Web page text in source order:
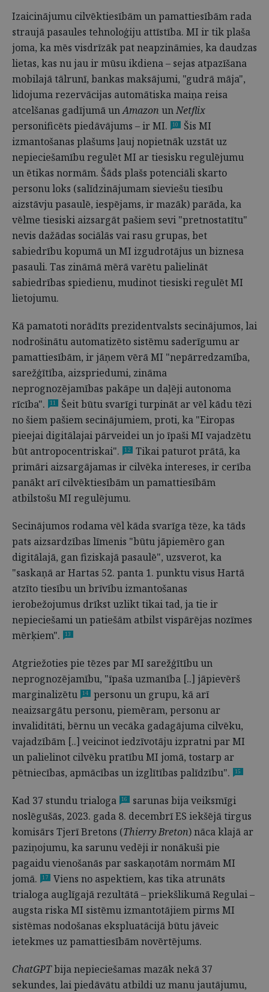
Izaicinājumu cilvēktiesībām un pamattiesībām rada
straujā pasaules tehnoloģiju attīstība. MI ir tik plaša
joma, ka mēs visdrīzāk pat neapzināmies, ka daudzas
lietas, kas nu jau ir mūsu ikdiena – sejas atpazīšana
mobilajā tālrunī, bankas maksājumi, "gudrā māja",
lidojuma rezervācijas automātiska maiņa reisa
atcelšanas gadījumā unAmazon unNetflix
personificēts piedāvājums – ir MI.
10
Šis MI
izmantošanas plašums ļauj nopietnāk uzstāt uz
nepieciešamību regulēt MI ar tiesisku regulējumu
un ētikas normām. Šāds plašs potenciāli skarto
personu loks (salīdzinājumam sieviešu tiesību
aizstāvju pasaulē, iespējams, ir mazāk) parāda, ka
vēlme tiesiski aizsargāt pašiem sevi "pretnostatītu"
nevis dažādas sociālās vai rasu grupas, bet
sabiedrību kopumā un MI izgudrotājus un biznesa
pasauli. Tas zināmā mērā varētu palielināt
sabiedrības spiedienu, mudinot tiesiski regulēt MI
lietojumu.
Kā pamatoti norādīts prezidentvalsts secinājumos, lai
nodrošinātu automatizēto sistēmu saderīgumu ar
pamattiesībām, ir jāņem vērā MI "nepārredzamība,
sarežģītība, aizspriedumi, zināma
neprognozējamības pakāpe un daļēji autonoma
rīcība".
11
Šeit būtu svarīgi turpināt ar vēl kādu tēzi
no šiem pašiem secinājumiem, proti, ka "Eiropas
pieejai digitālajai pārveidei un jo īpaši MI vajadzētu
būt antropocentriskai".
12
Tikai paturot prātā, ka
primāri aizsargājamas ir cilvēka intereses, ir cerība
panākt arī cilvēktiesībām un pamattiesībām
atbilstošu MI regulējumu.
Secinājumos rodama vēl kāda svarīga tēze, ka tāds
pats aizsardzības līmenis "būtu jāpiemēro gan
digitālajā, gan fiziskajā pasaulē", uzsverot, ka
"saskaņā ar Hartas 52. panta 1. punktu visus Hartā
atzīto tiesību un brīvību izmantošanas
ierobežojumus drīkst uzlikt tikai tad, ja tie ir
nepieciešami un patiešām atbilst vispārējas nozīmes
mērķiem".
13
Atgriežoties pie tēzes par MI sarežģītību un
neprognozējamību, "īpaša uzmanība [..] jāpievērš
marginalizētu
14
personu un grupu, kā arī
neaizsargātu personu, piemēram, personu ar
invaliditāti, bērnu un vecāka gadagājuma cilvēku,
vajadzībām [..] veicinot iedzīvotāju izpratni par MI
un palielinot cilvēku pratību MI jomā, tostarp ar
pētniecības, apmācības un izglītības palīdzību".
15
Kad 37 stundu trialoga 16
sarunas bija veiksmīgi
noslēgušās, 2023. gada 8. decembrī ES iekšējā tirgus
komisārs Tjerī Bretons (Thierry Breton) nāca klajā ar
paziņojumu, ka sarunu vedēji ir nonākuši pie
pagaidu vienošanās par saskaņotām normām MI
jomā.
17
Viens no aspektiem, kas tika atrunāts
trialoga auglīgajā rezultātā – priekšlikumā Regulai –
augsta riska MI sistēmu izmantotājiem pirms MI
sistēmas nodošanas ekspluatācijā būtu jāveic
ietekmes uz pamattiesībām novērtējums.
ChatGPTbija nepieciešamas mazāk nekā 37
sekundes, lai piedāvātu atbildi uz manu jautājumu,